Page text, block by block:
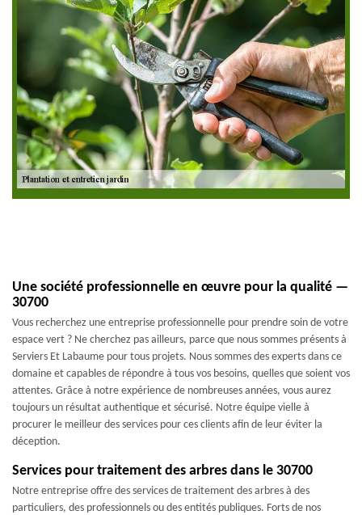
Une société professionnelle en œuvre pour la qualité —
30700
Vous recherchez une entreprise professionnelle pour prendre soin de votre
espace vert ? Ne cherchez pas ailleurs, parce que nous sommes présents à
Serviers Et Labaume pour tous projets. Nous sommes des experts dans ce
domaine et capables de répondre à tous vos besoins, quelles que soient vos
attentes. Grâce à notre expérience de nombreuses années, vous aurez
toujours un résultat authentique et sécurisé. Notre équipe vielle à
procurer le meilleur des services pour ces clients afin de leur éviter la
déception.
Services pour traitement des arbres dans le 30700
Notre entreprise offre des services de traitement des arbres à des
particuliers, des professionnels ou des entités publiques. Forts de nos